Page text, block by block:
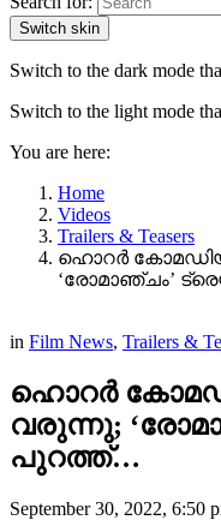
Switch skin
Switch to the dark mode
Switch to the light mode
You are here:
Home
Videos
Trailers & Teasers
ഹൊറർ
‘രോമാഞ്ചം’
in Film News, Trailers &
ഹൊറർ
വരുന്നു;
പുറത്ത്…
September 30, 2022, 6:50